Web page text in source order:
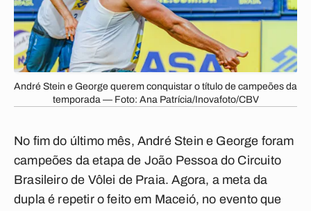
André Stein e George querem conquistar o título de campeões da
temporada — Foto: Ana Patrícia/Inovafoto/CBV
No fim do último mês, André Stein e George foram
campeões da etapa de João Pessoa do Circuito
Brasileiro de Vôlei de Praia. Agora, a meta da
dupla é repetir o feito em Maceió, no evento que